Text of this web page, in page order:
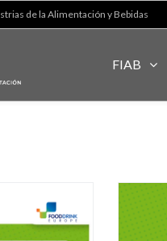
de la Alimentación y Bebidas
FIAB